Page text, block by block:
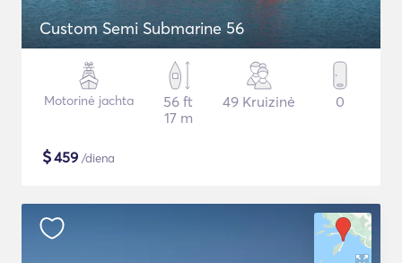
Custom Semi Submarine 56
Motorinė jachta
56 ft
17 m
49 Kruizinė 0
$459 /diena